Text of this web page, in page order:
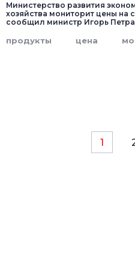
Министерство развития
хозяйства мониторит цены на
сообщил министр Игорь
продукты цена
1